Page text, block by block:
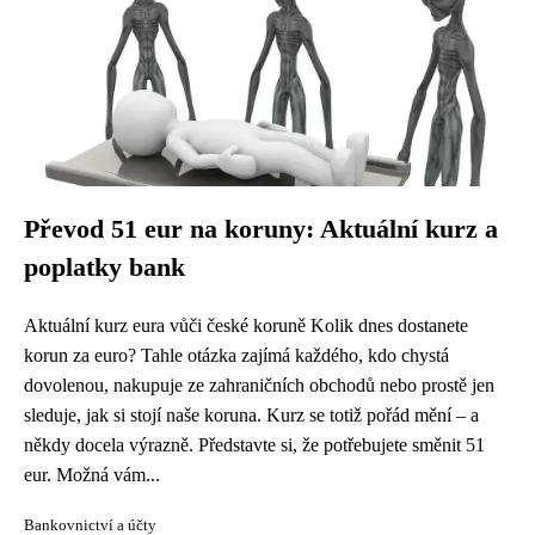
Převod 51 eur na koruny: Aktuální kurz a
poplatky bank
Aktuální kurz eura vůči české koruně Kolik dnes dostanete
korun za euro? Tahle otázka zajímá každého, kdo chystá
dovolenou, nakupuje ze zahraničních obchodů nebo prostě jen
sleduje, jak si stojí naše koruna. Kurz se totiž pořád mění – a
někdy docela výrazně. Představte si, že potřebujete směnit 51
eur. Možná vám...
Bankovnictví a účty